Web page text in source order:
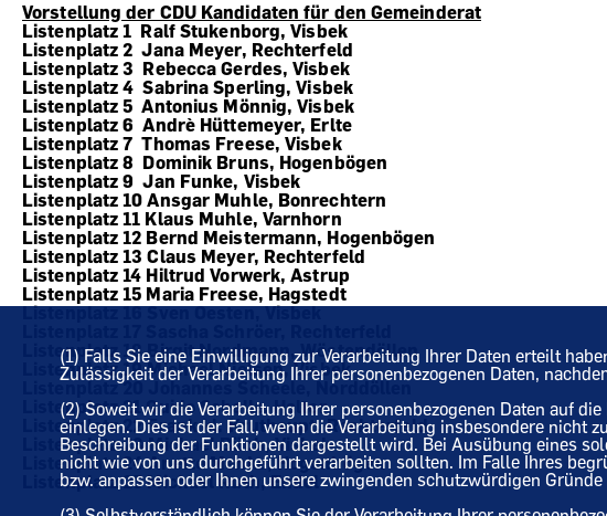
Vorstellung der CDU Kandidaten für den Gemeinderat
Listenplatz 1 Ralf Stukenborg, Visbek
Listenplatz 2 Jana Meyer, Rechterfeld
Listenplatz 3 Rebecca Gerdes, Visbek
Listenplatz 4 Sabrina Sperling, Visbek
Listenplatz 5 Antonius Mönnig, Visbek
Listenplatz 6 Andrè Hüttemeyer, Erlte
Listenplatz 7 Thomas Freese, Visbek
Listenplatz 8 Dominik Bruns, Hogenbögen
Listenplatz 9 Jan Funke, Visbek
Listenplatz 10 Ansgar Muhle, Bonrechtern
Listenplatz 11 Klaus Muhle, Varnhorn
Listenplatz 12 Bernd Meistermann, Hogenbögen
Listenplatz 13 Claus Meyer, Rechterfeld
Listenplatz 14 Hiltrud Vorwerk, Astrup
Listenplatz 15 Maria Freese, Hagstedt
Listenplatz 16 Sven Oesten, Visbek
Listenplatz 18 Birgit Nordmann, Wöstendöllen
Listenplatz 19 Michael Nielsen, Visbek
Listenplatz 20 Johannes Scheele, Norddöllen
Listenplatz 21 Guido Schelle, Halter
Listenplatz 22 Frank kl. Kruthaupt, Rechterfeld
Listenplatz 23 Michael Büch, Visbek
Listenplatz 24 Anette Menke, Hogenbögen
Listenplatz 25 Michael Ruth, Endel
(1) Falls Sie eine Einwilligung zur Verarbeitung Ihrer Daten erteilt
Zulässigkeit der Verarbeitung Ihrer personenbezogenen Daten,
(2) Soweit wir die Verarbeitung Ihrer personenbezogenen Daten auf
einlegen. Dies ist der Fall, wenn die Verarbeitung insbesondere nicht
Beschreibung der Funktionen dargestellt wird. Bei Ausübung eines
nicht wie von uns durchgeführt verarbeiten sollten. Im Falle Ihres
bzw. anpassen oder Ihnen unsere zwingenden schutzwürdigen